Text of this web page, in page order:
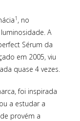
1 , no
A
Sérum da
em 2005, viu
quase 4 vezes.
foi inspirada
a estudar a
provém a